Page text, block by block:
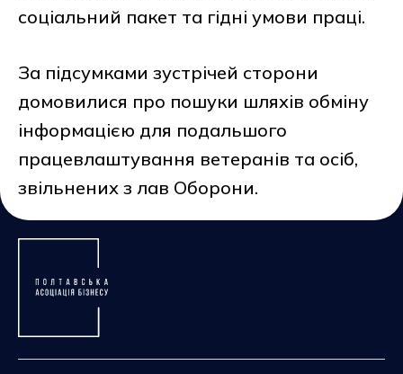
соціальний пакет та гідні умови праці.
За підсумками зустрічей сторони
домовилися про пошуки шляхів обміну
інформацією для подальшого
працевлаштування ветеранів та осіб,
звільнених з лав Оборони.